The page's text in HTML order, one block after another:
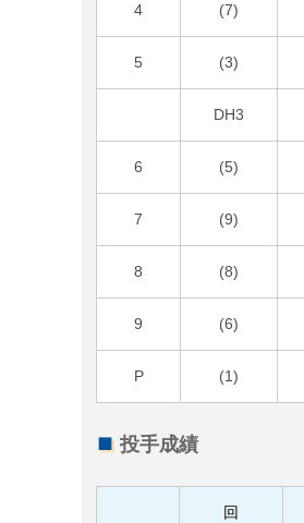
4 (7)
5 (3)
DH3
6 (5)
7 (9)
8 (8)
9 (6)
P (1)
投手成績
回